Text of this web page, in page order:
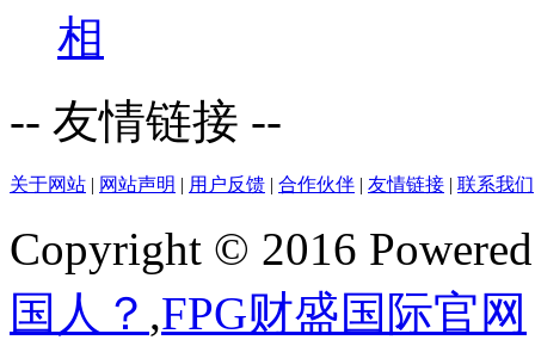
相
-- 友情链接 --
关于网站 | 网站声明 | 用户反馈 | 合作伙伴 | 友情链接 | 联系我们
Copyright © 2016
国人？ ,FPG财盛国际官网